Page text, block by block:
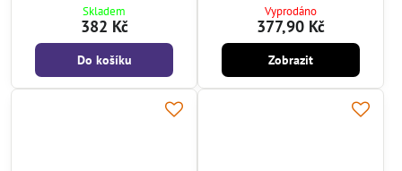
Skladem
382 Kč
Do košíku
Vyprodáno
377,90 Kč
Zobrazit